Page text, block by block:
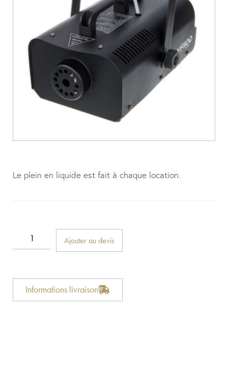
Le plein en liquide est fait à chaque location.
Ajouter au devis
Informations livraison